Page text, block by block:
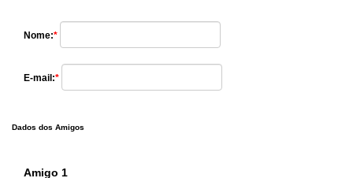
Nome:*
E-mail:*
Dados dos Amigos
Amigo 1